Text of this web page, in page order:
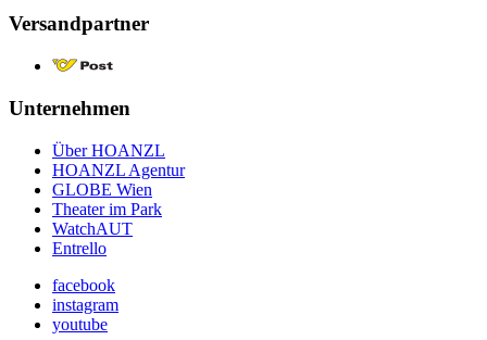
Versandpartner
Unternehmen
Über HOANZL
HOANZL Agentur
GLOBE Wien
Theater im Park
WatchAUT
Entrello
facebook
instagram
youtube